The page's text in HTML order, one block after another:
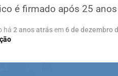
é firmado após 25
há 2 anos atrásem 6 de dezembro